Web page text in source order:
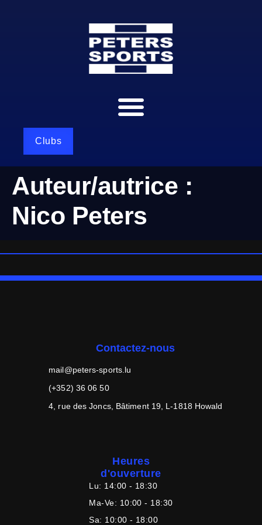
Clubs
Auteur/autrice :
Nico Peters
Contactez-nous
mail@peters-sports.lu
(+352) 36 06 50
4, rue des Joncs, Bâtiment 19, L-1818 Howald
Heures
d'ouverture
Lu: 14:00 - 18:30
Ma-Ve: 10:00 - 18:30
Sa: 10:00 - 18:00